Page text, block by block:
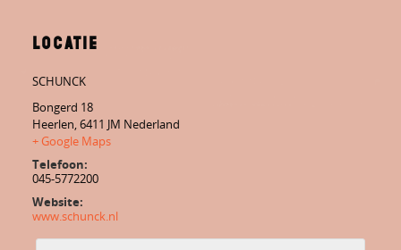
Locatie
SCHUNCK
Bongerd 18
Heerlen,6411 JM Nederland
+ Google Maps
Telefoon:
045-5772200
Website:
www.schunck.nl